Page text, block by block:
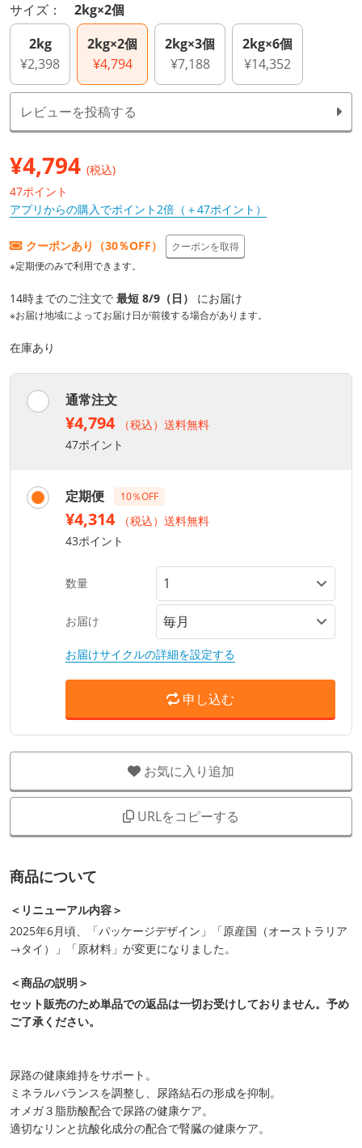
サイズ： 2kg×2個
2kg
¥2,398
2kg×2個
¥4,794
2kg×3個
¥7,188
2kg×6個
¥14,352
レビューを投稿する
¥4,794 (税込)
47ポイント
アプリからの購入でポイント2倍（＋47ポイント）
クーポンあり（30％OFF）
クーポンを取得
※定期便のみで利用できます。
14時までのご注文で 最短 8/9（日） にお届け
※お届け地域によってお届け日が前後する場合があります。
在庫あり
通常注文
¥4,794
（税込）送料無料
47ポイント
定期便 10％OFF
¥4,314
（税込）送料無料
43ポイント
数量
お届け
お届けサイクルの詳細を設定する
申し込む
お気に入り追加
URLをコピーする
商品について
＜リニューアル内容＞
2025年6月頃、「パッケージデザイン」「原産国（オーストラリア
→タイ）」「原材料」が変更になりました。
＜商品の説明＞
セット販売のため単品での返品は一切お受けしておりません。予め
ご了承ください。
尿路の健康維持をサポート。
ミネラルバランスを調整し、尿路結石の形成を抑制。
オメガ３脂肪酸配合で尿路の健康ケア。
適切なリンと抗酸化成分の配合で腎臓の健康ケア。